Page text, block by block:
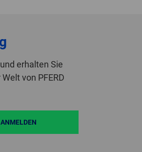
erhalten Sie
von PFERD
ANMELDEN